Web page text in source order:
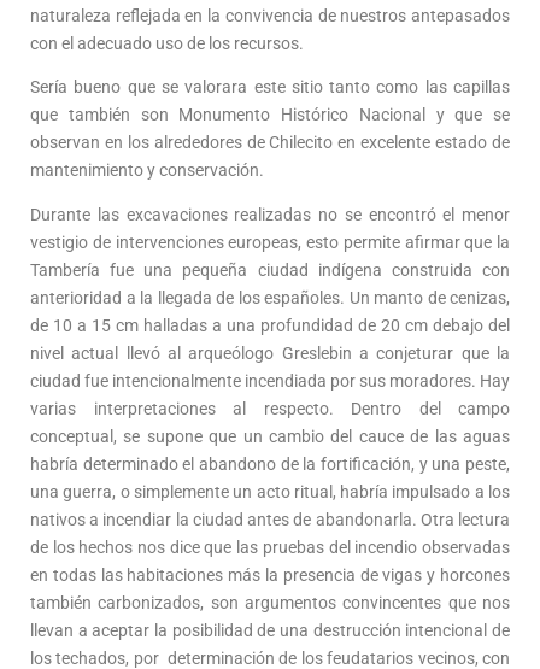
naturaleza reflejada en la convivencia de nuestros antepasados
con el adecuado uso de los recursos.
Sería bueno que se valorara este sitio tanto como las capillas
que también son Monumento Histórico Nacional y que se
observan en los alrededores de Chilecito en excelente estado de
mantenimiento y conservación.
Durante las excavaciones realizadas no se encontró el menor
vestigio de intervenciones europeas, esto permite afirmar que la
Tambería fue una pequeña ciudad indígena construida con
anterioridad a la llegada de los españoles. Un manto de cenizas,
de 10 a 15 cm halladas a una profundidad de 20 cm debajo del
nivel actual llevó al arqueólogo Greslebin a conjeturar que la
ciudad fue intencionalmente incendiada por sus moradores. Hay
varias interpretaciones al respecto. Dentro del campo
conceptual, se supone que un cambio del cauce de las aguas
habría determinado el abandono de la fortificación, y una peste,
una guerra, o simplemente un acto ritual, habría impulsado a los
nativos a incendiar la ciudad antes de abandonarla. Otra lectura
de los hechos nos dice que las pruebas del incendio observadas
en todas las habitaciones más la presencia de vigas y horcones
también carbonizados, son argumentos convincentes que nos
llevan a aceptar la posibilidad de una destrucción intencional de
los techados, por determinación de los feudatarios vecinos, con